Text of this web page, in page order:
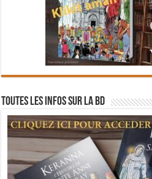
Toutes les infos sur la BD